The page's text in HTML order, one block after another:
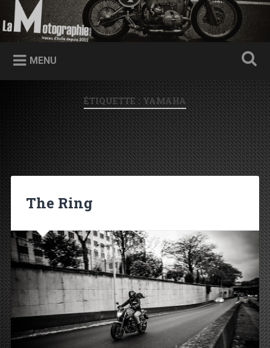
Accéder au contenu principal
Recherche
Traces d'huile depuis 2002
MENU
ÉTIQUETTE : YAMAHA
The Ring